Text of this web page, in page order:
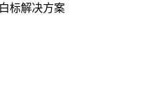
标解决方案